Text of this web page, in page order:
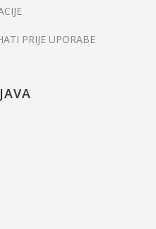
PRIJE UPORABE